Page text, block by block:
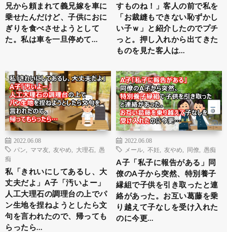
兄から頼まれて義兄嫁を車に
乗せたんだけど、子供におに
ぎりを食べさせようとして
た。私は車を一旦停めて…
すものね！」客人の前で私を
「お裁縫もできない恥ずかし
い子ｗ」と紹介したのでプチ
っと。押し入れから出てきた
ものを見た客人は…
2022.06.08
パン
ママ友 友やめ 大理石
愚
痴
私「きれいにしてあるし、大
丈夫だよ」A子「汚いよー」
人工大理石の調理台の上でパ
ン生地を捏ねようとしたら文
句を言われたので、帰っても
らったら…
2022.06.08
メール
不妊 友やめ 同僚 愚痴
A子「私子に報告がある」同
僚のA子から突然、特別養子
縁組で子供を引き取ったと連
絡があった。お互い葛藤を乗
り越えて子なしを受け入れた
のに今更…